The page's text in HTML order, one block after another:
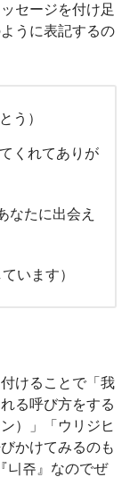
セージを付け足
うに表記するの
う）
くれてありが
なたに出会え
います）
けることで「我
る呼び方をする
）」「ウリジヒ
かけてみるのも
니쥬』なのでぜ